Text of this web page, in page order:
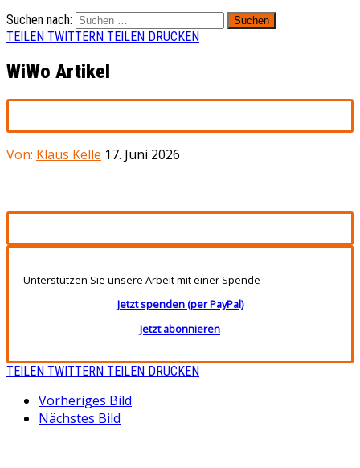
Suchen nach:
TEILEN TWITTERN TEILEN DRUCKEN
WiWo Artikel
Von: Klaus Kelle 17. Juni 2026
Unterstützen Sie unsere Arbeit mit einer Spende
Jetzt spenden (per PayPal)
Jetzt abonnieren
TEILEN TWITTERN TEILEN DRUCKEN
Vorheriges Bild
Nächstes Bild